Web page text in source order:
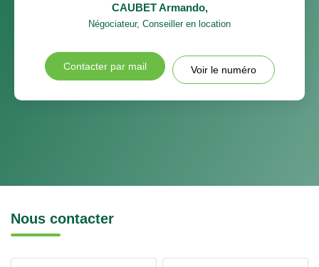
CAUBET Armando,
Négociateur, Conseiller en location
Contacter par mail Voir le numéro
Nous contacter